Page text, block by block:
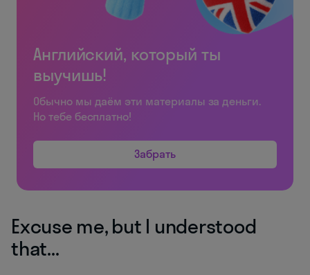
Английский, который ты
выучишь!
Обычно мы даём эти материалы за деньги.
Но тебе бесплатно!
Забрать
Excuse me, but I understood
that...